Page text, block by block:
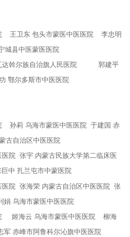
王卫东 包头市蒙医中医医院李忠明
城县中医蒙医医院
瓦达斡尔族自治旗人民医院郭建平
鄂尔多斯市中医医院
院孙莉 乌海市蒙医中医医院于建国 赤
古自治区中医医院
医院张宇 内蒙古民族大学第二临床医
巨中 扎兰屯市中蒙医院
医院张海荣 内蒙古自治区中医医院张
娟 乌海市蒙医中医医院
院姬海云 乌海市蒙医中医医院柳海
军 赤峰市阿鲁科尔沁旗中医医院